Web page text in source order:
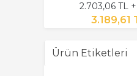
2.703,06 TL
3.189,61
Ürün Etiketleri